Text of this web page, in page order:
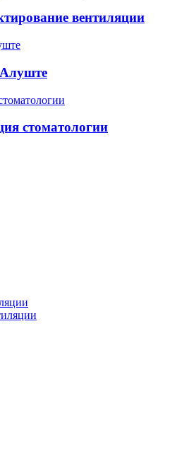
вентиляции
стоматологии